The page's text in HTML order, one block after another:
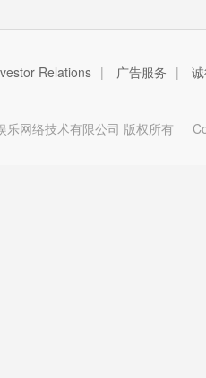
Relations | 广告服务 |
乐网络技术有限公司 版权所有